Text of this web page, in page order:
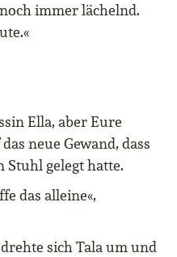
immer lächelnd.
Ella, aber Eure
neue Gewand, dass
Stuhl gelegt hatte.
das alleine«,
sich Tala um und